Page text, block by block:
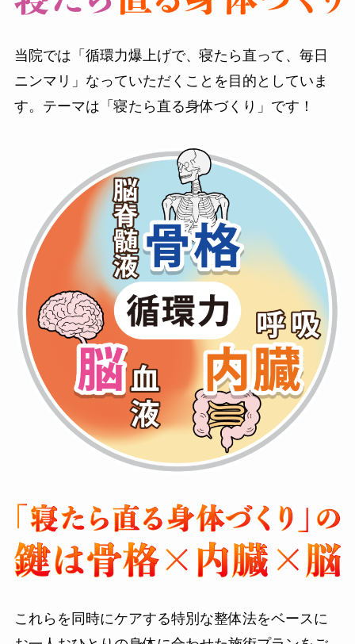
当院では「循環力爆上げで、寝たら直って、毎日
ニンマリ」なっていただくことを目的としていま
す。テーマは「寝たら直る身体づくり」です！
これらを同時にケアする特別な整体法をベースに